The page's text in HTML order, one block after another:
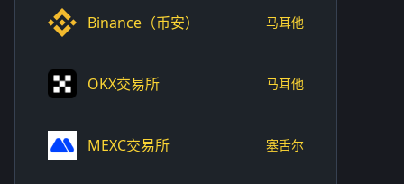
Binance（币安） 马耳他
OKX交易所 马耳他
MEXC交易所 塞舌尔